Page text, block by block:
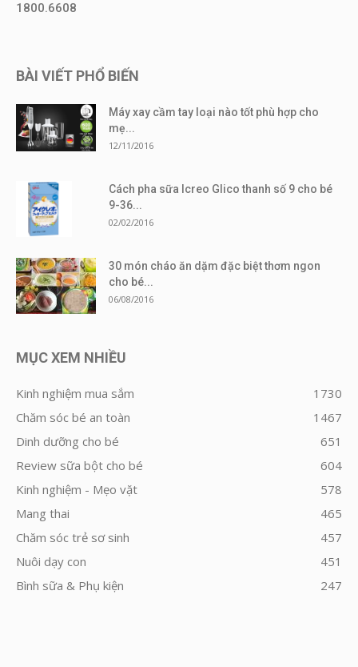
1800.6608
BÀI VIẾT PHỔ BIẾN
Máy xay cầm tay loại nào tốt phù hợp cho
mẹ...
12/11/2016
Cách pha sữa Icreo Glico thanh số 9 cho bé
9-36...
02/02/2016
30 món cháo ăn dặm đặc biệt thơm ngon
cho bé...
06/08/2016
MỤC XEM NHIỀU
Kinh nghiệm mua sắm
1730
Chăm sóc bé an toàn
1467
Dinh dưỡng cho bé
651
Review sữa bột cho bé
604
Kinh nghiệm - Mẹo vặt
578
Mang thai
465
Chăm sóc trẻ sơ sinh
457
Nuôi dạy con
451
Bình sữa & Phụ kiện
247